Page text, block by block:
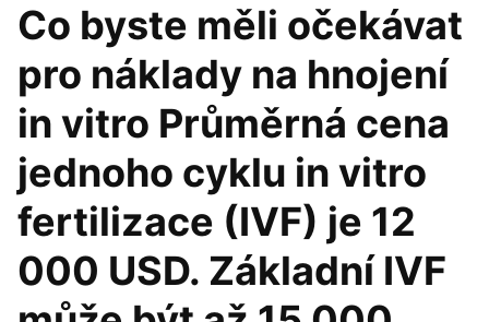
Co byste měli očekávat
pro náklady na hnojení
in vitro Průměrná cena
jednoho cyklu in vitro
fertilizace (IVF) je 12
000 USD. Základní IVF